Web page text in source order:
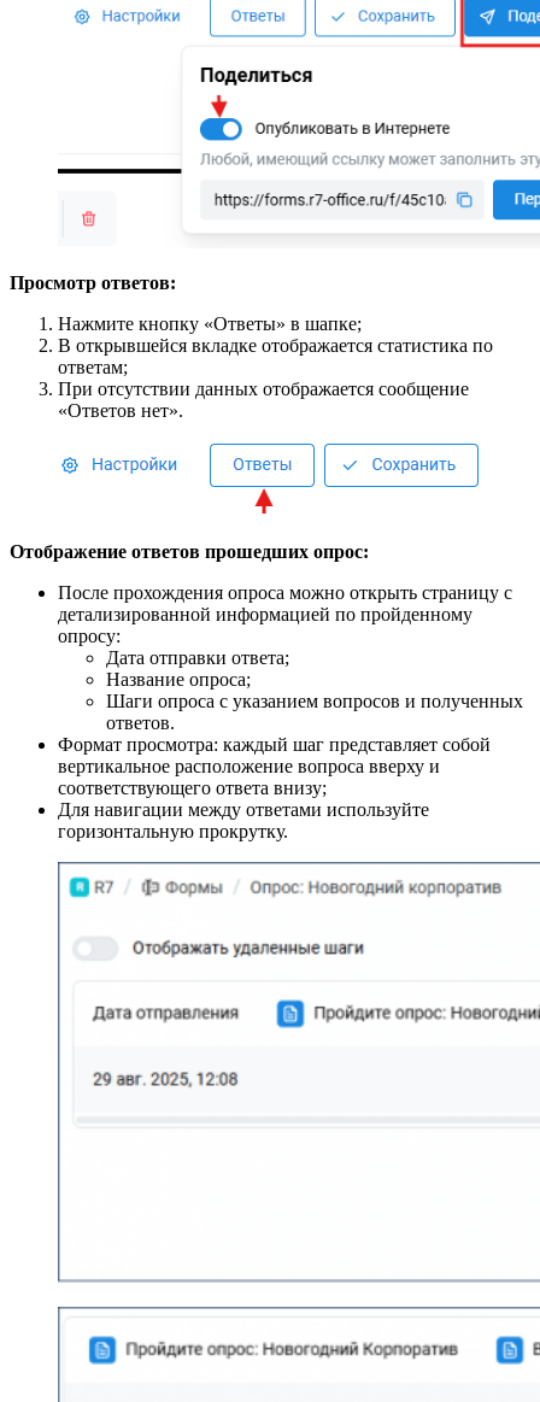
Просмотр ответов:
Нажмите кнопку «Ответы» в шапке;
В открывшейся вкладке отображается статистика по
ответам;
При отсутствии данных отображается сообщение
«Ответов нет».
Отображение ответов прошедших опрос:
После прохождения опроса можно открыть страницу с
детализированной информацией по пройденному
опросу:
Дата отправки ответа;
Название опроса;
Шаги опроса с указанием вопросов и полученных
ответов.
Формат просмотра: каждый шаг представляет собой
вертикальное расположение вопроса вверху и
соответствующего ответа внизу;
Для навигации между ответами используйте
горизонтальную прокрутку.